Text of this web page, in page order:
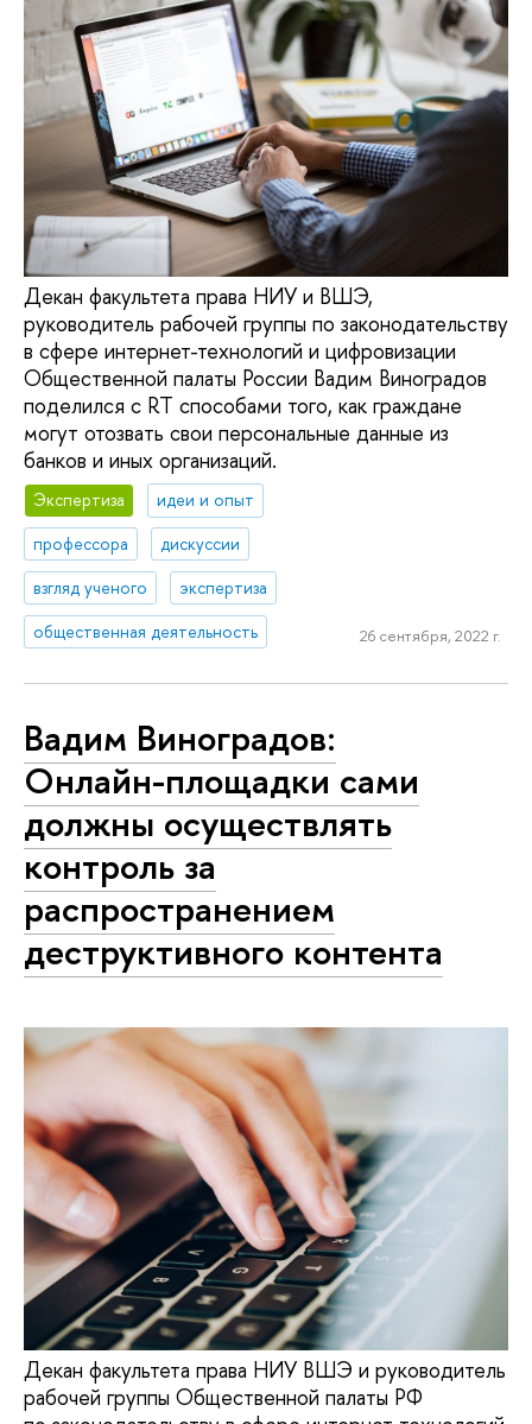
Декан факультета права НИУ и ВШЭ,
руководитель рабочей группы по законодательству
в сфере интернет-технологий и цифровизации
Общественной палаты России Вадим Виноградов
поделился с RT способами того, как граждане
могут отозвать свои персональные данные из
банков и иных организаций.
Экспертиза
идеи и опыт
профессора
дискуссии
взгляд ученого
экспертиза
общественная деятельность
26 сентября, 2022 г.
Вадим Виноградов:
Онлайн-площадки сами
должны осуществлять
контроль за
распространением
деструктивного контента
Декан факультета права НИУ ВШЭ и руководитель
рабочей группы Общественной палаты РФ